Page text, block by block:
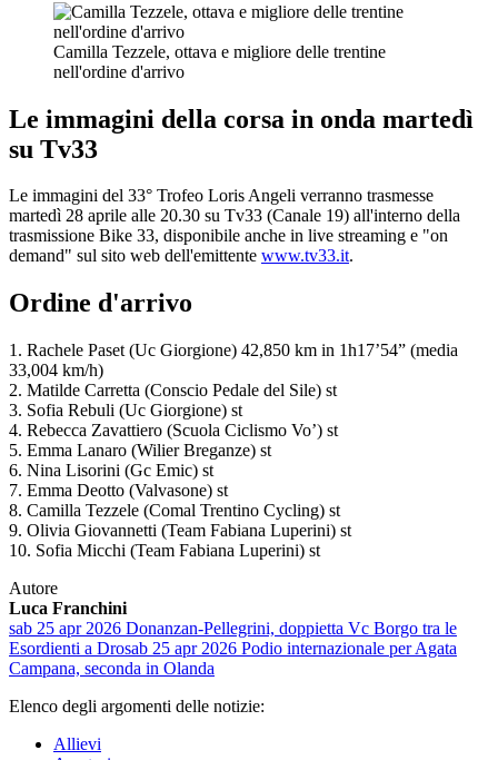
Camilla Tezzele, ottava e migliore delle trentine
nell'ordine d'arrivo
Le immagini della corsa in onda martedì
su Tv33
Le immagini del 33° Trofeo Loris Angeli verranno trasmesse
martedì 28 aprile alle 20.30 su Tv33 (Canale 19) all'interno della
trasmissione Bike 33, disponibile anche in live streaming e "on
demand" sul sito web dell'emittente www.tv33.it.
Ordine d'arrivo
1. Rachele Paset (Uc Giorgione) 42,850 km in 1h17’54” (media
33,004 km/h)
2. Matilde Carretta (Conscio Pedale del Sile) st
3. Sofia Rebuli (Uc Giorgione) st
4. Rebecca Zavattiero (Scuola Ciclismo Vo’) st
5. Emma Lanaro (Wilier Breganze) st
6. Nina Lisorini (Gc Emic) st
7. Emma Deotto (Valvasone) st
8. Camilla Tezzele (Comal Trentino Cycling) st
9. Olivia Giovannetti (Team Fabiana Luperini) st
10. Sofia Micchi (Team Fabiana Luperini) st
Autore
Luca Franchini
sab 25 apr 2026 Donanzan-Pellegrini, doppietta Vc Borgo tra le
Esordienti a Drosab 25 apr 2026 Podio internazionale per Agata
Campana, seconda in Olanda
Elenco degli argomenti delle notizie:
Allievi